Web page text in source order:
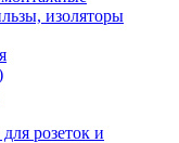
изоляторы
розеток и